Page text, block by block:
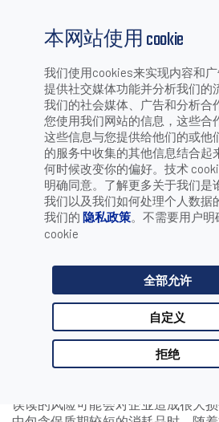
本网站使用 cookie
我们使用cookies来实现内容和广
提供社交媒体功能并分析我们的
我们的社会媒体、广告和分析合
您使用我们网站的信息，这些合
这些信息与您提供给他们的或他
的服务中收集的其他信息结合起
何时候改变你的偏好。技术
明确同意。了解更多关于我们是
我们以及我们如何处理个人数据
我们的 隐私政策。不需要用户
cookie
全部允许
自定义
拒绝
食品饮料二次
案
饮料和食品二次包装是指将各种预
装。二次包装与实际产品不直接接
用和应用通常与一次包装明显不同
板箱、纸箱、硬纸板箱或塑料板条
重要的是能够阅读、识别和验证所
持供应链中产品的可追溯性。
上仍然可读，即使在任何角度或照
二次包装上打印和应用条形码标
通常是在源头，并且需要集成摄像
捆绑到二次包装中以更有效地移动
次条形码时会出现一系列新的挑战
收缩包装的情况为例，其中表面可
误读的风险可能会对企业造成很大